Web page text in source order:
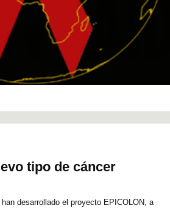
tipo de cáncer
desarrollado el proyecto EPICOLON, a